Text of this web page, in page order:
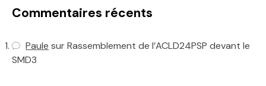
Commentaires récents
Paule surRassemblement de l’ACLD24PSP devant le
SMD3